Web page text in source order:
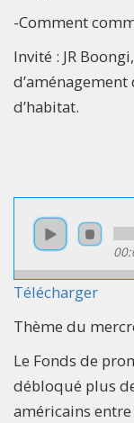
-Comment
Invité : JR
d’habitat.
Télécharger
Thème du
Le Fonds de
débloqué plus
américains